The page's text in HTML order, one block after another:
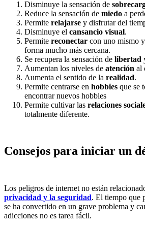
Disminuye la sensación de
Reduce la sensación de miedo a
Permite relajarse y disfrutar del
Disminuye el cansancio visual.
Permite reconectar con uno mismo
forma mucho más cercana.
Se recupera la sensación de libertad
Aumentan los niveles de atención al
Aumenta el sentido de la realidad.
Permite centrarse en hobbies que se
encontrar nuevos hobbies
Permite cultivar las relaciones
totalmente diferente.
Consejos para iniciar un
Los peligros de internet no están
privacidad y la seguridad. El tiempo que
se ha convertido en un grave problema y
adicciones no es tarea fácil.